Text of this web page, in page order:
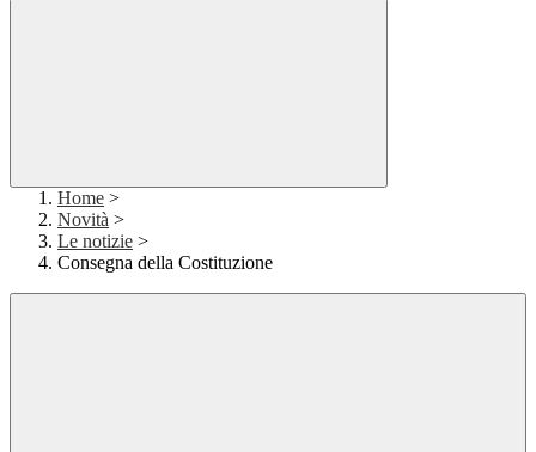
Home >
Novità >
Le notizie >
Consegna della Costituzione